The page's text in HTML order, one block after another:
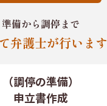
準備から調停まで
弁護士が行います
（調停の準備）
申立書作成